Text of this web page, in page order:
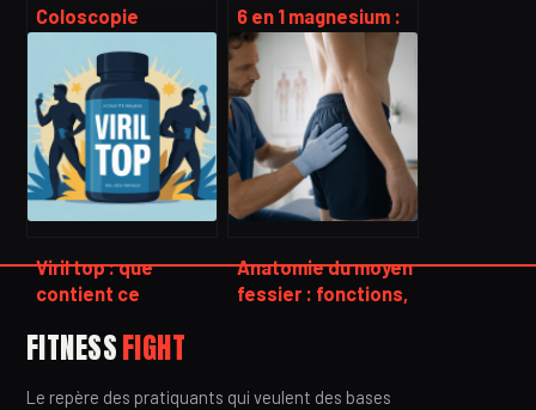
Coloscopie
déroulement,
résultats et limites
6 en 1 magnesium :
bienfaits, usages
et choix du bon
complément
Viril top : que
contient ce
quel est son réel
Anatomie du moyen
fessier : fonctions,
FITNESSFIGHT
Le repère des pratiquants qui veulent des bases